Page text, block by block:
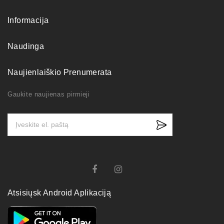
Informacija
Naudinga
Naujienlaiškio Prenumerata
Gaukite naujienas pirmieji
Atsisiųsk Android Aplikaciją